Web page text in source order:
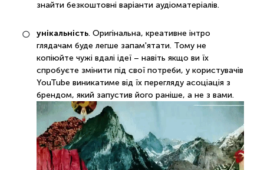
знайти безкоштовні варіанти аудіоматеріалів.
унікальність. Оригінальна, креативне інтро
глядачам буде легше запам'ятати. Тому не
копіюйте чужі вдалі ідеї – навіть якщо ви їх
спробуєте змінити під свої потреби, у користувачів
YouTube виникатиме від їх перегляду асоціація з
брендом, який запустив його раніше, а не з вами.